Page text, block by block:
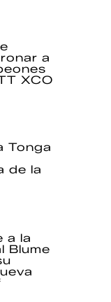
a
XCO
Tonga
de la
a la
Blume